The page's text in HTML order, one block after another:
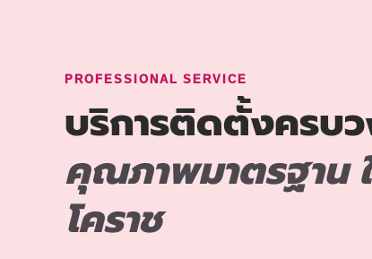
PROFESSIONAL SERVICE
บริการติดตั้งครบ
คุณภาพมาตรฐาน
โคราช